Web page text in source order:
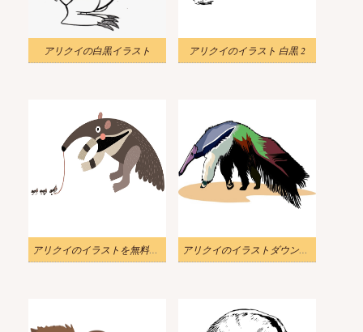
アリクイの白黒イラスト アリクイのイラスト 白黒 2
アリクイのイラストを無料でダウンロード 2 アリクイのイラストダウンロード